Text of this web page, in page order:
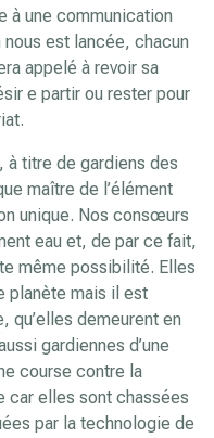
à une communication
est lancée, chacun
appelé à revoir sa
e partir ou rester pour
à titre de gardiens des
maître de l’élément
unique. Nos consœurs
eau et, de par ce fait,
même possibilité. Elles
planète mais il est
qu’elles demeurent en
gardiennes d’une
course contre la
car elles sont chassées
par la technologie de